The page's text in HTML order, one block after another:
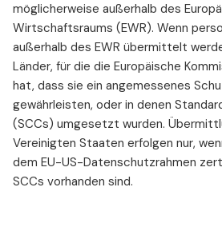
möglicherweise außerhalb des
Wirtschaftsraums (EWR). Wenn
außerhalb des EWR übermittelt
Länder, für die die Europäische
hat, dass sie ein angemessenes
gewährleisten, oder in denen
(SCCs) umgesetzt wurden.
Vereinigten Staaten erfolgen nur,
dem EU-US-Datenschutzrahmen
SCCs vorhanden sind.